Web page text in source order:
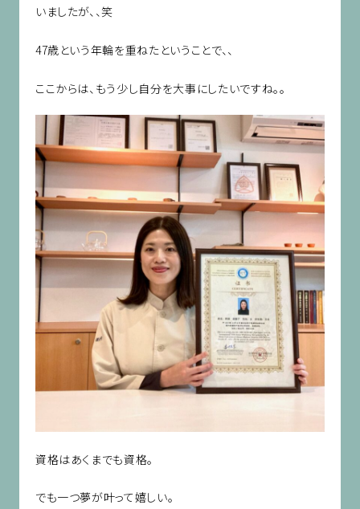
いましたが、、笑
47歳という年輪を重ねたということで、、
ここからは、もう少し自分を大事にしたいですね。。
資格はあくまでも資格。
でも一つ夢が叶って嬉しい。